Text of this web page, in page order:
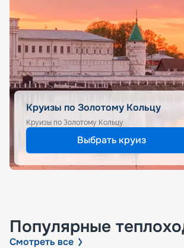
Круизы по Золотому Кольцу
Круизы по Золотому Кольцу
Выбрать круиз
Популярные
Смотреть все